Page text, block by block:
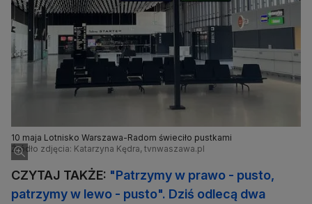
10 maja Lotnisko Warszawa-Radom świeciło pustkami
Źródło zdjęcia: Katarzyna Kędra, tvnwaszawa.pl
CZYTAJ TAKŻE: "Patrzymy w prawo - pusto,
patrzymy w lewo - pusto". Dziś odlecą dwa